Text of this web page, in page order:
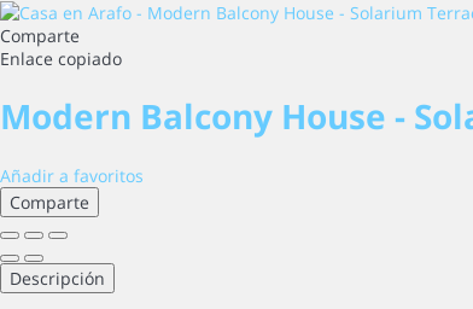
Comparte
Enlace copiado
Modern Balcony House -
Añadir a favoritos
Comparte
Descripción